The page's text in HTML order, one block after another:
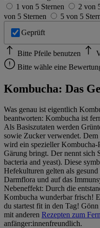
1 von 5 Sternen
2 von
von 5 Sternen
5 von 5
Geprüft
Bitte Pfeile benutzen
Bitte wähle eine
Kombucha: Das
Was genau ist eigentlich
beantworten: Kombucha ist
Als Basiszutaten werden
sowie Zucker verwendet. Dem
wird ein spezieller
Gärung bringt. Der nennt sich
bacteria and yeast). Diese
Hefekulturen gelten als
Darmflora und auf das
Nebeneffekt: Durch die
Kombucha wunderbar frisch!
du startest fit in den Tag!
mit anderen Rezepten zum
anfänger:innenfreundlich.